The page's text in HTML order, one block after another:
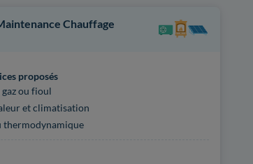
Chauffage
proposés
ou fioul
et climatisation
thermodynamique